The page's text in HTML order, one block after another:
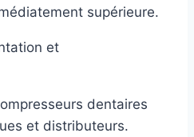
supérieure.
et
dentaires
et distributeurs.